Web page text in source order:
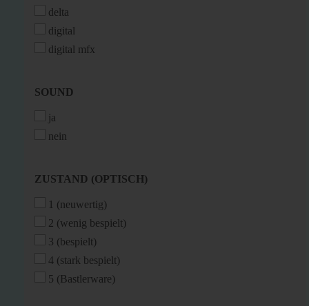
delta
digital
digital mfx
SOUND
SOUND
ja
nein
ZUSTAND
ZUSTAND (OPTISCH)
1 (neuwertig)
2 (wenig bespielt)
3 (bespielt)
4 (stark bespielt)
5 (Bastlerware)